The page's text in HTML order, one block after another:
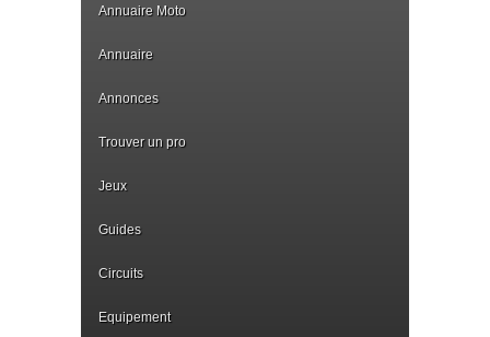
Annuaire Moto
Annuaire
Annonces
Trouver un pro
Jeux
Guides
Circuits
Equipement